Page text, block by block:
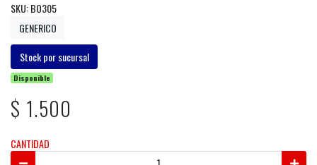
SKU: BO305
GENERICO
Stock por sucursal
Disponible
$ 1.500
CANTIDAD